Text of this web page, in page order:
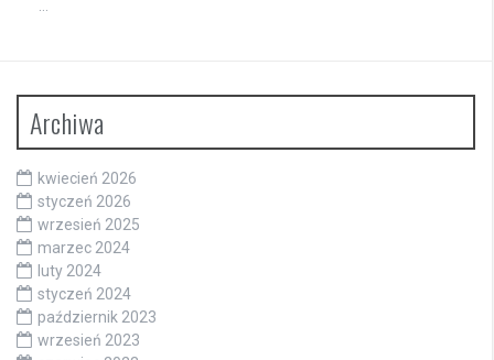
Archiwa
kwiecień 2026
styczeń 2026
wrzesień 2025
marzec 2024
luty 2024
styczeń 2024
październik 2023
wrzesień 2023